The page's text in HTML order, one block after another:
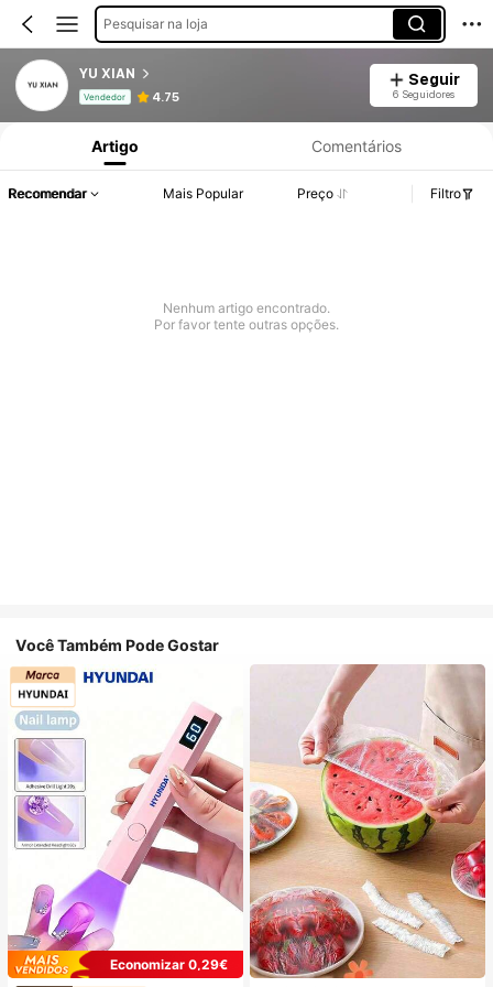
Pesquisar na loja
YU XIAN
Vendedor 4.75
Seguir
6 Seguidores
Informações do Produto: Divulgação de Preço, Vendas e Detalhes de Stock.
Artigo Comentários
Recomendar Mais Popular Preço Filtro
Nenhum artigo encontrado.
Por favor tente outras opções.
Você Também Pode Gostar
Economizar 0,29€